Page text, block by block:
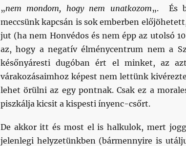
„nem mondom, hogy nem unatkozom„. És
meccsünk kapcsán is sok emberben
jut (ha nem Honvédos és nem épp az utolsó
az, hogy a negatív élménycentrum nem a
későnyáresti dugóban ért el minket, az
várakozásaimhoz képest nem lettünk
lehet örülni az egy pontnak. Csak ez a
piszkálja kicsit a kispesti ínyenc-csőrt.
De akkor itt és most el is halkulok, mert
jelenlegi helyzetünkben (bármennyire is